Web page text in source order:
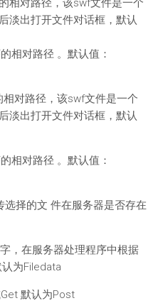
相对路径，该swf文件是一个
淡出打开文件对话框，默认
路径 。默认值：
对路径，该swf文件是一个
淡出打开文件对话框，默认
路径 。默认值：
择的文 件在服务器是否存在
在服务器处理程序中根据
为Filedata
默认为Post